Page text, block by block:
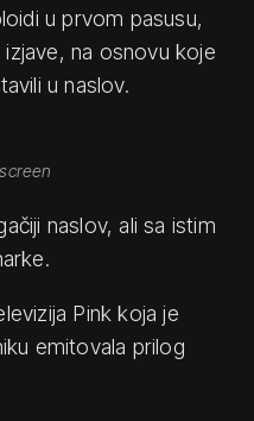
u prvom pasusu,
na osnovu koje
u naslov.
naslov, ali sa istim
Pink koja je
emitovala prilog